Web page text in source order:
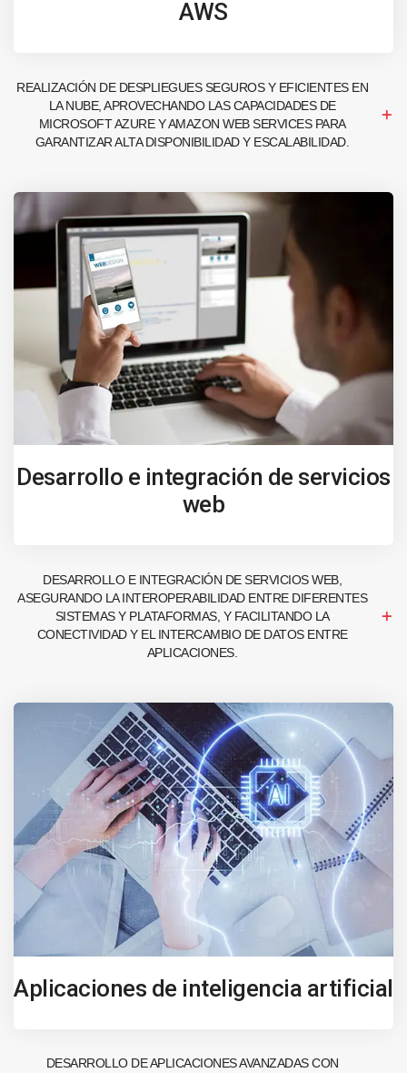
AWS
REALIZACIÓN DE DESPLIEGUES SEGUROS Y EFICIENTES EN
LA NUBE, APROVECHANDO LAS CAPACIDADES DE
MICROSOFT AZURE Y AMAZON WEB SERVICES PARA
GARANTIZAR ALTA DISPONIBILIDAD Y ESCALABILIDAD.
Desarrollo e integración de servicios
web
DESARROLLO E INTEGRACIÓN DE SERVICIOS WEB,
ASEGURANDO LA INTEROPERABILIDAD ENTRE DIFERENTES
SISTEMAS Y PLATAFORMAS, Y FACILITANDO LA
CONECTIVIDAD Y EL INTERCAMBIO DE DATOS ENTRE
APLICACIONES.
Aplicaciones de inteligencia artificial
DESARROLLO DE APLICACIONES AVANZADAS CON